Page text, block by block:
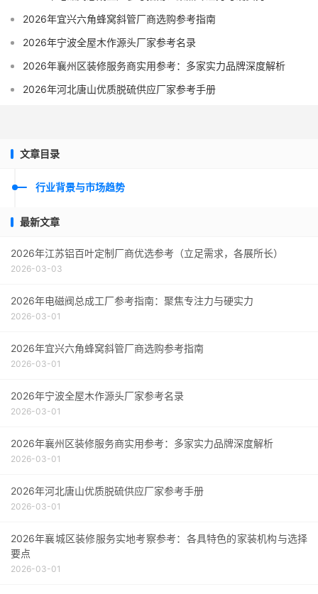
2026年宜兴六角蜂窝斜管厂商选购参考指南
2026年宁波全屋木作源头厂家参考名录
2026年襄州区装修服务商实用参考：多家实力品牌深度解析
2026年河北唐山优质脱硫供应厂家参考手册
文章目录
行业背景与市场趋势
最新文章
2026年江苏铝百叶定制厂商优选参考（立足需求，各展所长）
2026-03-03
2026年电磁阀总成工厂参考指南：聚焦专注力与硬实力
2026-03-01
2026年宜兴六角蜂窝斜管厂商选购参考指南
2026-03-01
2026年宁波全屋木作源头厂家参考名录
2026-03-01
2026年襄州区装修服务商实用参考：多家实力品牌深度解析
2026-03-01
2026年河北唐山优质脱硫供应厂家参考手册
2026-03-01
2026年襄城区装修服务实地考察参考：各具特色的家装机构与选择
要点
2026-03-01